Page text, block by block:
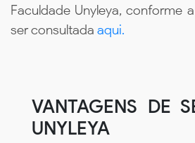
Faculdade Unyleya, conforme
ser consultada aqui.
VANTAGENS DE
UNYLEYA